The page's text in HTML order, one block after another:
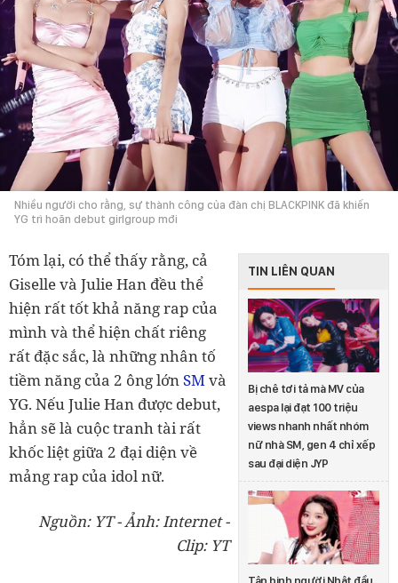
Nhiều người cho rằng, sự thành công của đàn chị BLACKPINK đã khiến
YG trì hoãn debut girlgroup mới
TIN LIÊN QUAN
Bị chê tơi tả mà MV của
aespa lại đạt 100 triệu
views nhanh nhất nhóm
nữ nhà SM, gen 4 chỉ xếp
sau đại diện JYP
Tóm lại, có thể thấy rằng, cả
Giselle và Julie Han đều thể
hiện rất tốt khả năng rap của
mình và thể hiện chất riêng
rất đặc sắc, là những nhân tố
tiềm năng của 2 ông lớnSMvà
YG. Nếu Julie Han được debut,
hẳn sẽ là cuộc tranh tài rất
khốc liệt giữa 2 đại diện về
mảng rap của idol nữ.
Nguồn: YT - Ảnh: Internet -
Clip: YT